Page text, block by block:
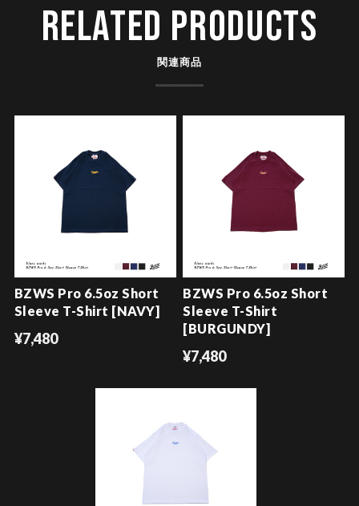
RELATED PRODUCTS
関連商品
BZWS Pro 6.5oz Short
Sleeve T-Shirt [NAVY]
¥7,480
BZWS Pro 6.5oz Short
Sleeve T-Shirt
[BURGUNDY]
¥7,480